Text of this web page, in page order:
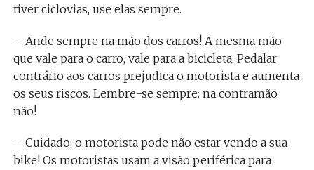
tiver ciclovias, use elas sempre.
– Ande sempre na mão dos carros! A mesma mão
que vale para o carro, vale para a bicicleta. Pedalar
contrário aos carros prejudica o motorista e aumenta
os seus riscos. Lembre-se sempre: na contramão
não!
– Cuidado: o motorista pode não estar vendo a sua
bike! Os motoristas usam a visão periférica para